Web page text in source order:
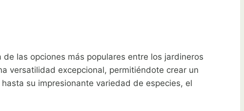
de las opciones más populares entre los jardineros
versatilidad excepcional, permitiéndote crear un
su impresionante variedad de especies, el